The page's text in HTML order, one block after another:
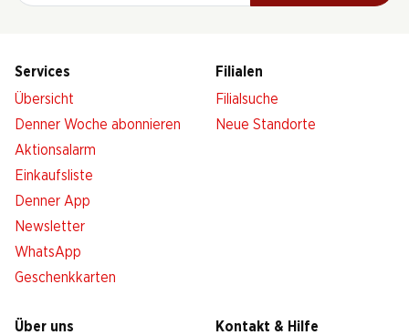
Services
Übersicht
Denner Woche abonnieren
Aktionsalarm
Einkaufsliste
Denner App
Newsletter
WhatsApp
Geschenkkarten
Filialen
Filialsuche
Neue Standorte
Über uns
Kontakt & Hilfe